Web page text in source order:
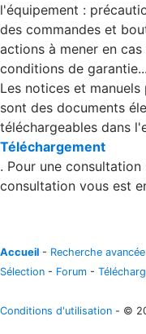
l'équipement :
des commandes et
actions à mener en
conditions de garantie...
Les notices et
sont des documents
téléchargeables dans
Téléchargement
. Pour une
consultation vous est
Accueil - Recherche avancée
Sélection - Forum -
Conditions d'utilisation - ©